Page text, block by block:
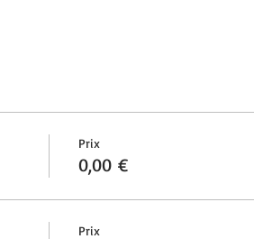
Prix
0,00 €
Prix